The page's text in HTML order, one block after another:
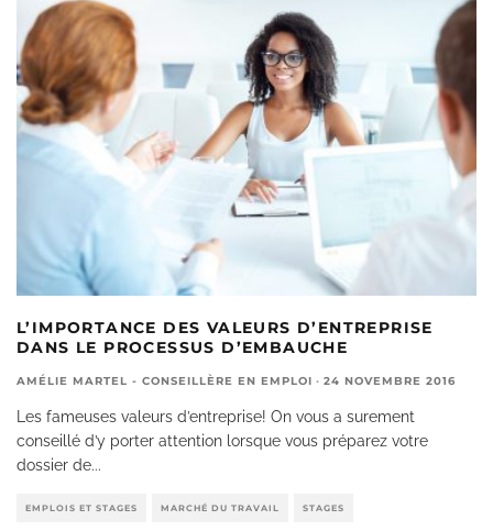
L’IMPORTANCE DES VALEURS D’ENTREPRISE
DANS LE PROCESSUS D’EMBAUCHE
AMÉLIE MARTEL - CONSEILLÈRE EN EMPLOI · 24 NOVEMBRE 2016
Les fameuses valeurs d’entreprise! On vous a surement
conseillé d’y porter attention lorsque vous préparez votre
dossier de...
EMPLOIS ET STAGES MARCHÉ DU TRAVAIL STAGES